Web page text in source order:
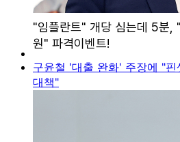
구윤철 '대출 완화' 주장에 "
대책"